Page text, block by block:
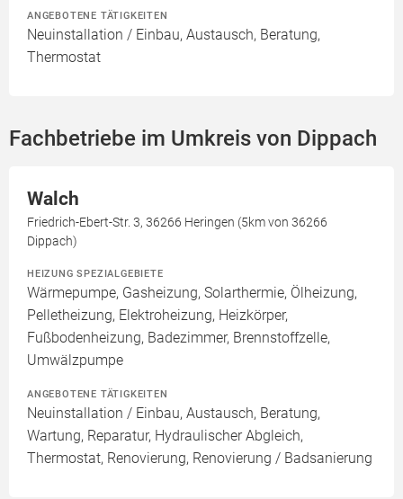
ANGEBOTENE TÄTIGKEITEN
Neuinstallation / Einbau, Austausch, Beratung,
Thermostat
Fachbetriebe im Umkreis von Dippach
Walch
Friedrich-Ebert-Str. 3, 36266 Heringen (5km von 36266
Dippach)
HEIZUNG SPEZIALGEBIETE
Wärmepumpe, Gasheizung, Solarthermie, Ölheizung,
Pelletheizung, Elektroheizung, Heizkörper,
Fußbodenheizung, Badezimmer, Brennstoffzelle,
Umwälzpumpe
ANGEBOTENE TÄTIGKEITEN
Neuinstallation / Einbau, Austausch, Beratung,
Wartung, Reparatur, Hydraulischer Abgleich,
Thermostat, Renovierung, Renovierung / Badsanierung